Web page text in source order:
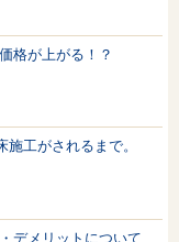
格が上がる！？
施工がされるまで。
デメリットについて